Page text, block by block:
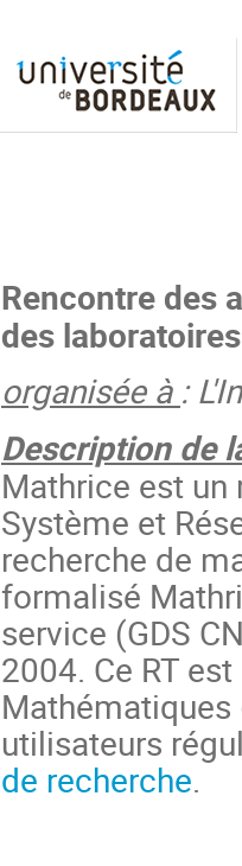
Rencontre des
des
organisée à :
Description de
Mathrice est
Système et
recherche de
formalisé
service (GDS
2004. Ce RT
utilisateurs
de recherche.